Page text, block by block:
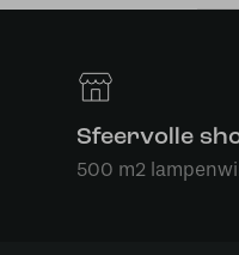
Sfeervolle
500 m2